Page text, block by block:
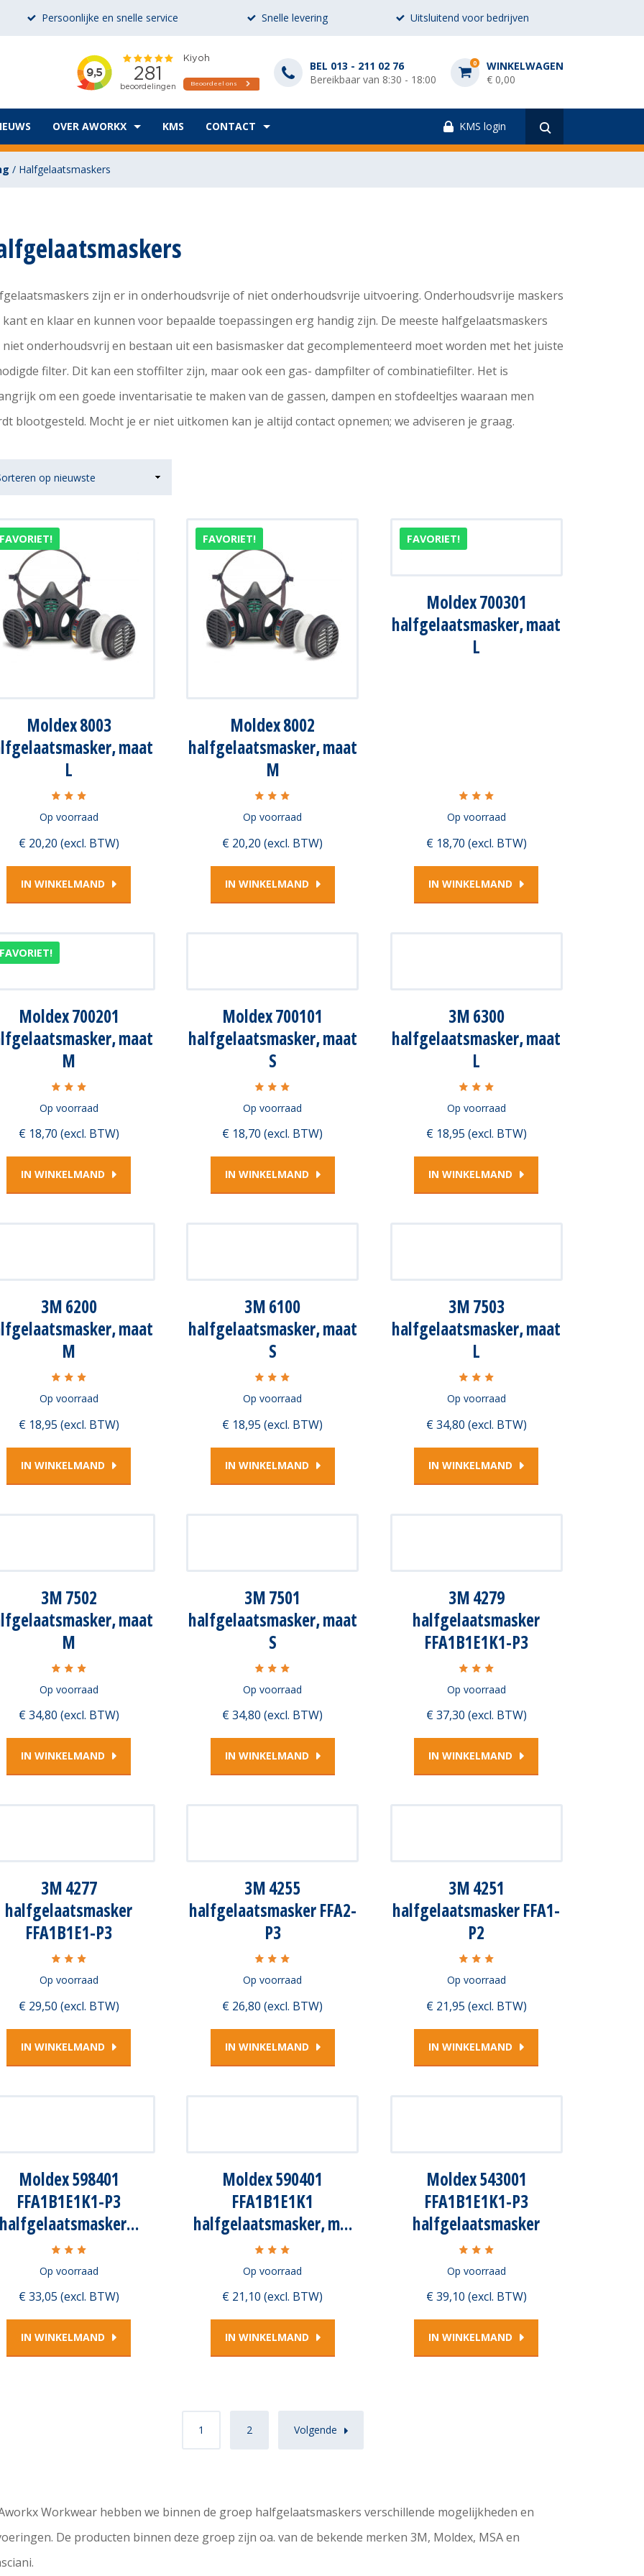
Persoonlijke en snelle service Snelle levering Uitsluitend voor bedrijven
BEL 013 - 211 02 76
Bereikbaar van 8:30 - 18:00
0
WINKELWAGEN
€ 0,00
OVER AWORKX KMS CONTACT KMS login
/ Halfgelaatsmaskers
zijn er in onderhoudsvrije of niet onderhoudsvrije uitvoering. Onderhoudsvrije maskers
kant en klaar en kunnen voor bepaalde toepassingen erg handig zijn. De meeste halfgelaatsmaskers
niet onderhoudsvrij en bestaan uit een basismasker dat gecomplementeerd moet worden met het juiste
filter. Dit kan een stoffilter zijn, maar ook een gas- dampfilter of combinatiefilter. Het is
om een goede inventarisatie te maken van de gassen, dampen en stofdeeltjes waaraan men
blootgesteld. Mocht je er niet uitkomen kan je altijd contact opnemen; we adviseren je graag.
Moldex 8003
maat
L
Op voorraad
€ 20,20 (excl. BTW)
IN WINKELMAND
FAVORIET!
Moldex 8002
halfgelaatsmasker, maat
M
Op voorraad
€ 20,20 (excl. BTW)
IN WINKELMAND
FAVORIET!
Moldex 700301
halfgelaatsmasker, maat
L
Op voorraad
€ 18,70 (excl. BTW)
IN WINKELMAND
Moldex 700201
maat
M
Op voorraad
€ 18,70 (excl. BTW)
IN WINKELMAND
Moldex 700101
halfgelaatsmasker, maat
S
Op voorraad
€ 18,70 (excl. BTW)
IN WINKELMAND
3M 6300
halfgelaatsmasker, maat
L
Op voorraad
€ 18,95 (excl. BTW)
IN WINKELMAND
3M 6200
maat
M
Op voorraad
€ 18,95 (excl. BTW)
IN WINKELMAND
3M 6100
halfgelaatsmasker, maat
S
Op voorraad
€ 18,95 (excl. BTW)
IN WINKELMAND
3M 7503
halfgelaatsmasker, maat
L
Op voorraad
€ 34,80 (excl. BTW)
IN WINKELMAND
3M 7502
maat
M
Op voorraad
€ 34,80 (excl. BTW)
IN WINKELMAND
3M 7501
halfgelaatsmasker, maat
S
Op voorraad
€ 34,80 (excl. BTW)
IN WINKELMAND
3M 4279
halfgelaatsmasker
FFA1B1E1K1-P3
Op voorraad
€ 37,30 (excl. BTW)
IN WINKELMAND
3M 4277
halfgelaatsmasker
FFA1B1E1-P3
Op voorraad
€ 29,50 (excl. BTW)
IN WINKELMAND
3M 4255
halfgelaatsmasker FFA2-
P3
Op voorraad
€ 26,80 (excl. BTW)
IN WINKELMAND
3M 4251
halfgelaatsmasker FFA1-
P2
Op voorraad
€ 21,95 (excl. BTW)
IN WINKELMAND
Moldex 598401
FFA1B1E1K1-P3
Op voorraad
€ 33,05 (excl. BTW)
IN WINKELMAND
Moldex 590401
FFA1B1E1K1
halfgelaatsmasker, m…
Op voorraad
€ 21,10 (excl. BTW)
IN WINKELMAND
Moldex 543001
FFA1B1E1K1-P3
halfgelaatsmasker
Op voorraad
€ 39,10 (excl. BTW)
IN WINKELMAND
1 2 Volgende
Workwear hebben we binnen de groep halfgelaatsmaskers verschillende mogelijkheden en
De producten binnen deze groep zijn oa. van de bekende merken 3M, Moldex, MSA en